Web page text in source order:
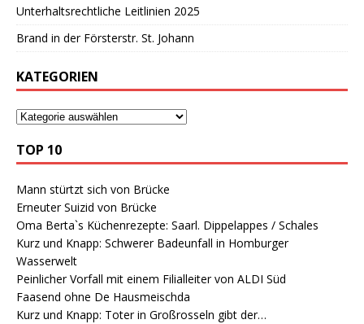
Unterhaltsrechtliche Leitlinien 2025
Brand in der Försterstr. St. Johann
KATEGORIEN
TOP 10
Mann stürtzt sich von Brücke
Erneuter Suizid von Brücke
Oma Berta`s Küchenrezepte: Saarl. Dippelappes / Schales
Kurz und Knapp: Schwerer Badeunfall in Homburger
Wasserwelt
Peinlicher Vorfall mit einem Filialleiter von ALDI Süd
Faasend ohne De Hausmeischda
Kurz und Knapp: Toter in Großrosseln gibt der…